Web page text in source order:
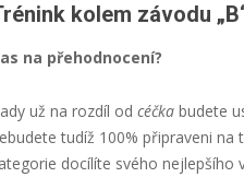
kolem závodu
na přehodnocení?
už na rozdíl od céčka budete
tudíž 100% připraveni
docílíte svého nejlepšího